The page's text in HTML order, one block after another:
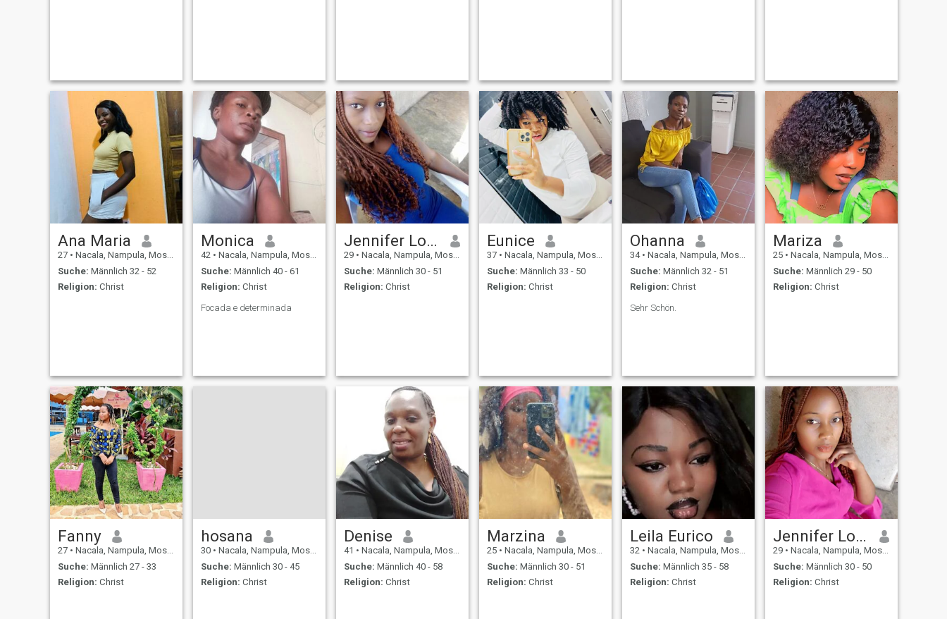
Ana Maria
27 • Nacala, Nampula, Mosambik
Suche: Männlich 32 - 52
Religion: Christ
Monica
42 • Nacala, Nampula, Mosambik
Suche: Männlich 40 - 61
Religion: Christ
Focada e determinada
Jennifer Lopes Agostinho
29 • Nacala, Nampula, Mosambik
Suche: Männlich 30 - 51
Religion: Christ
Eunice
37 • Nacala, Nampula, Mosambik
Suche: Männlich 33 - 50
Religion: Christ
Ohanna
34 • Nacala, Nampula, Mosambik
Suche: Männlich 32 - 51
Religion: Christ
Sehr Schön.
Mariza
25 • Nacala, Nampula, Mosambik
Suche: Männlich 29 - 50
Religion: Christ
Fanny
27 • Nacala, Nampula, Mosambik
Suche: Männlich 27 - 33
Religion: Christ
hosana
30 • Nacala, Nampula, Mosambik
Suche: Männlich 30 - 45
Religion: Christ
Denise
41 • Nacala, Nampula, Mosambik
Suche: Männlich 40 - 58
Religion: Christ
Marzina
25 • Nacala, Nampula, Mosambik
Suche: Männlich 30 - 51
Religion: Christ
Leila Eurico
32 • Nacala, Nampula, Mosambik
Suche: Männlich 35 - 58
Religion: Christ
Jennifer Lopes Agostinho
29 • Nacala, Nampula, Mosambik
Suche: Männlich 30 - 50
Religion: Christ